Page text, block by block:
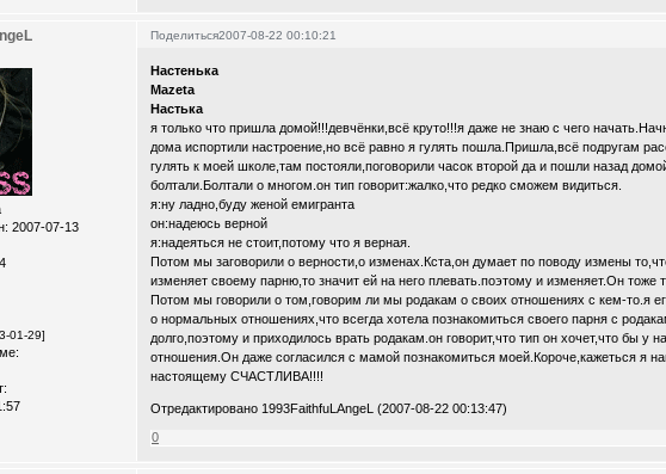
Поделиться2007-08-22 00:10:21
: 2007-07-13
01-29]
Настенька
Mazeta
Настька
я только что пришла домой!!!девчёнки,всё круто!!!я даже не знаю с чего
дома испортили настроение,но всё равно я гулять пошла.Пришла,всё подругам
гулять к моей школе,там постояли,поговорили часок второй да и пошли назад
болтали.Болтали о многом.он тип говорит:жалко,что редко сможем видиться.
я:ну ладно,буду женой емигранта
он:надеюсь верной
я:надеяться не стоит,потому что я верная.
Потом мы заговорили о верности,о изменах.Кста,он думает по поводу измены
изменяет своему парню,то значит ей на него плевать.поэтому и изменяет.Он тоже
Потом мы говорили о том,говорим ли мы родакам о своих отношениях с кем-то.я
о нормальных отношениях,что всегда хотела познакомиться своего парня с
долго,поэтому и приходилось врать родакам.он говорит,что тип он хочет,что бы у
отношения.Он даже согласился с мамой познакомиться моей.Короче,кажеться я
настоящему СЧАСТЛИВА!!!!
Отредактировано 1993FaithfuLAngeL (2007-08-22 00:13:47)
0